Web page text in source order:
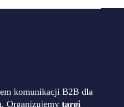
komunikacji B2B dla
Organizujemy targi